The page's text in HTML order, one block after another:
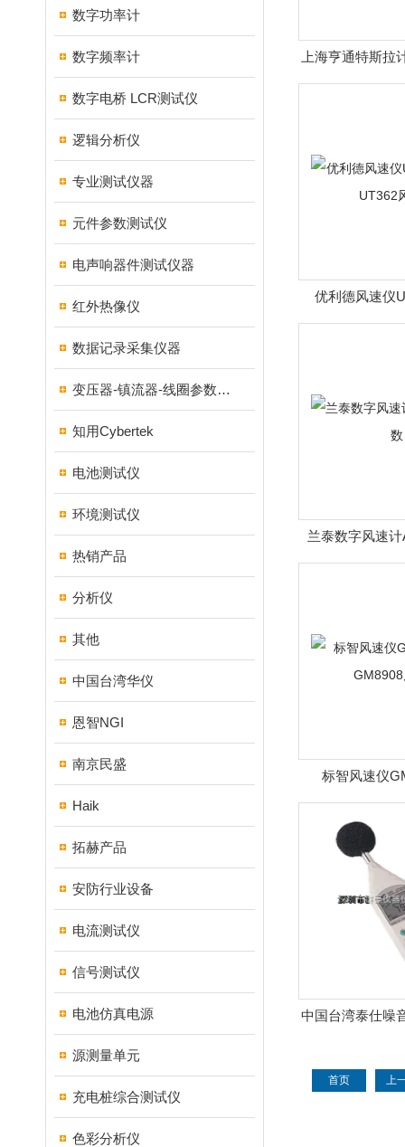
数字功率计
数字频率计
数字电桥 LCR测试仪
逻辑分析仪
专业测试仪器
元件参数测试仪
电声响器件测试仪器
红外热像仪
数据记录采集仪器
变压器-镇流器-线圈参数测试仪器
知用Cybertek
电池测试仪
环境测试仪
热销产品
分析仪
其他
中国台湾华仪
恩智NGI
南京民盛
Haik
拓赫产品
安防行业设备
电流测试仪
信号测试仪
电池仿真电源
源测量单元
充电桩综合测试仪
色彩分析仪
上海亨通特斯拉
斯
优利德风速仪
UT362
兰泰数字风速
标智风速仪
中国台湾泰仕噪
首页 上